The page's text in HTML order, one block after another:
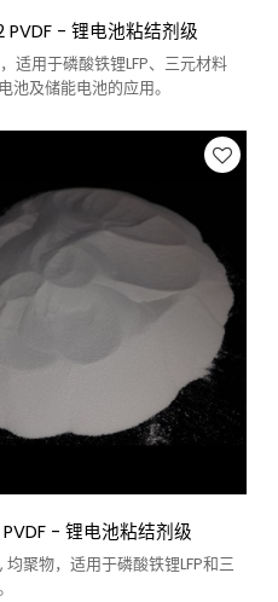
PVDF - 锂电池粘结剂级
适用于磷酸铁锂LFP、三元材料
池及储能电池的应用。
PVDF - 锂电池粘结剂级
均聚物，适用于磷酸铁锂LFP和三